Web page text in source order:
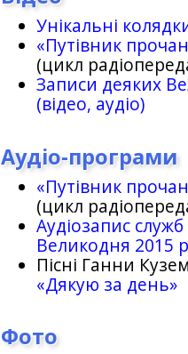
Унікальні
«Путівник
(цикл
Записи деяких
(відео, аудіо)
Аудіо-програми
«Путівник
(цикл
Аудіозапис
Великодня 2015
Пісні Ганни
«Дякую за день»
Фото